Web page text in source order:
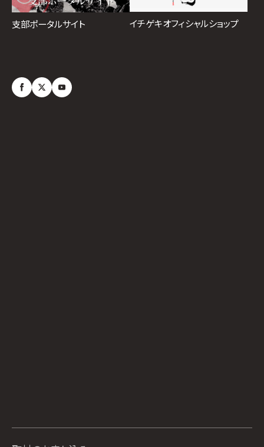
支部ポータルサイト イチゲキオフィシャルショップ